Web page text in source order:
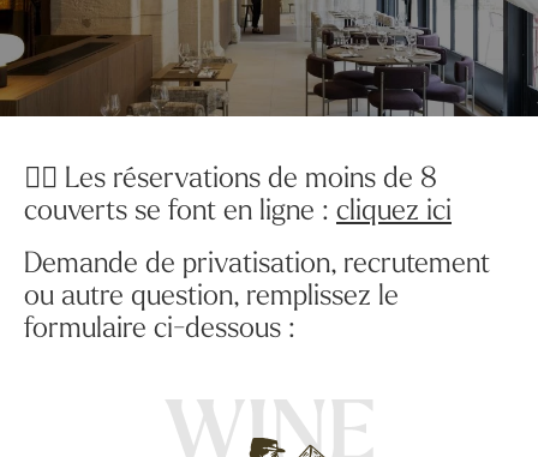
👉🏻 Les réservations de moins de 8
couverts se font en ligne : cliquez ici
Demande de privatisation, recrutement
ou autre question, remplissez le
formulaire ci-dessous :